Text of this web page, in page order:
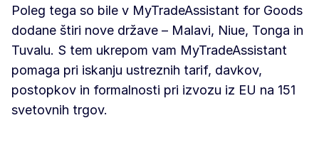
Poleg tega so bile v MyTradeAssistant for Goods
dodane štiri nove države – Malavi, Niue, Tonga in
Tuvalu. S tem ukrepom vam MyTradeAssistant
pomaga pri iskanju ustreznih tarif, davkov,
postopkov in formalnosti pri izvozu iz EU na 151
svetovnih trgov.